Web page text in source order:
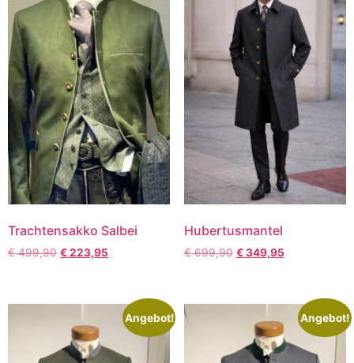
Trachtensakko Salbei
€499,90 €223,95
Hubertusmantel
€699,90 €349,95
Angebot! Angebot!